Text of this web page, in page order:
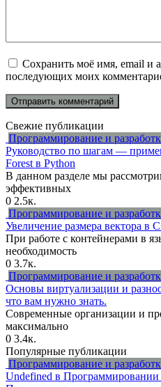
Сохранить моё имя, email и
последующих моих
Свежие публикации
Программирование и
Руководство по шагам —
Forest в Python
В данном разделе мы
эффективных
0 2.5к.
Программирование и
Увеличение размера вектора в
При работе с контейнерами в
необходимость
0 3.7к.
Программирование и
Основы виртуализации и
что вам нужно знать.
Современные организации и
максимально
0 3.4к.
Популярные публикации
Программирование и
Undefined в